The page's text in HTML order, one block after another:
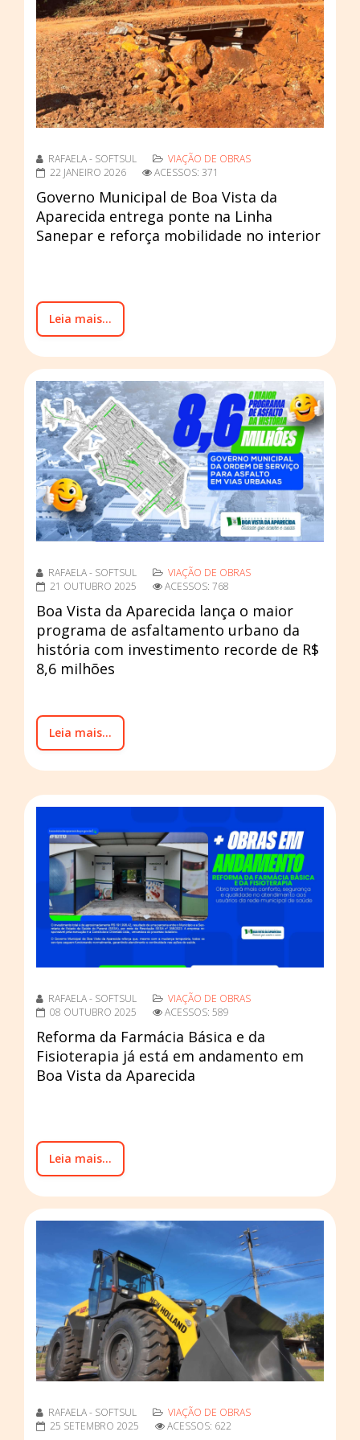
RAFAELA - SOFTSUL
VIAÇÃO DE OBRAS
22 JANEIRO 2026
ACESSOS: 371
Governo Municipal de Boa Vista da
Aparecida entrega ponte na Linha
Sanepar e reforça mobilidade no interior
Leia mais...
RAFAELA - SOFTSUL
VIAÇÃO DE OBRAS
21 OUTUBRO 2025
ACESSOS: 768
Boa Vista da Aparecida lança o maior
programa de asfaltamento urbano da
história com investimento recorde de R$
8,6 milhões
Leia mais...
RAFAELA - SOFTSUL
VIAÇÃO DE OBRAS
08 OUTUBRO 2025
ACESSOS: 589
Reforma da Farmácia Básica e da
Fisioterapia já está em andamento em
Boa Vista da Aparecida
Leia mais...
RAFAELA - SOFTSUL
VIAÇÃO DE OBRAS
25 SETEMBRO 2025
ACESSOS: 622